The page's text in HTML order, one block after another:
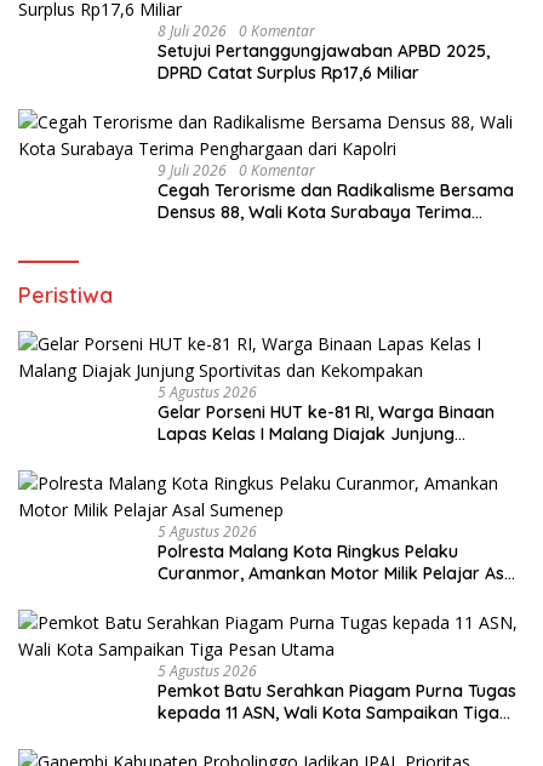
8 Juli 2026 0 Komentar
Setujui Pertanggungjawaban APBD 2025,
DPRD Catat Surplus Rp17,6 Miliar
9 Juli 2026 0 Komentar
Cegah Terorisme dan Radikalisme Bersama
Densus 88, Wali Kota Surabaya Terima
Peristiwa
5 Agustus 2026
Gelar Porseni HUT ke-81 RI, Warga Binaan
Lapas Kelas I Malang Diajak Junjung
5 Agustus 2026
Polresta Malang Kota Ringkus Pelaku
Curanmor, Amankan Motor Milik Pelajar Asal
5 Agustus 2026
Pemkot Batu Serahkan Piagam Purna Tugas
kepada 11 ASN, Wali Kota Sampaikan Tiga